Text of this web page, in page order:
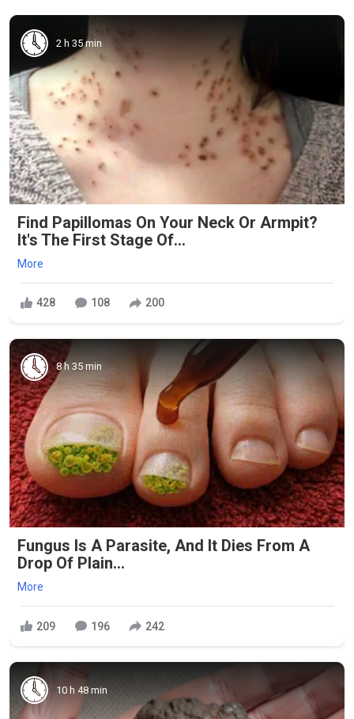
2 h 35 min
Find Papillomas On Your Neck Or Armpit?
It's The First Stage Of...
More
428 108 200
8 h 35 min
Fungus Is A Parasite, And It Dies From A
Drop Of Plain...
More
209 196 242
10 h 48 min